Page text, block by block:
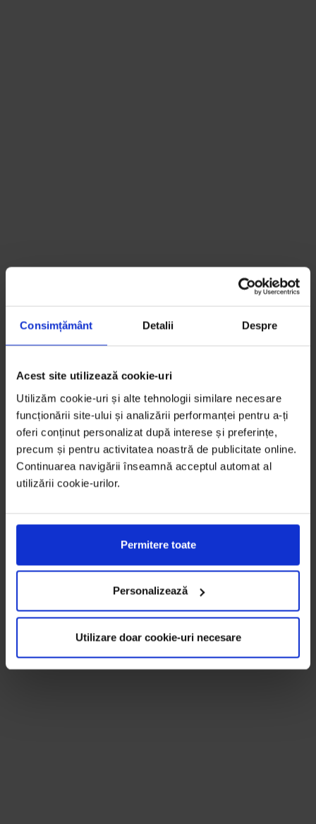
Consimțământ Detalii Despre
Acest site utilizează cookie-uri
Utilizăm cookie-uri și alte tehnologii similare necesare
funcționării site-ului și analizării performanței pentru a-ți
oferi conținut personalizat după interese și preferințe,
precum și pentru activitatea noastră de publicitate online.
Continuarea navigării înseamnă acceptul automat al
utilizării cookie-urilor.
Permitere toate
Personalizează
Utilizare doar cookie-uri necesare